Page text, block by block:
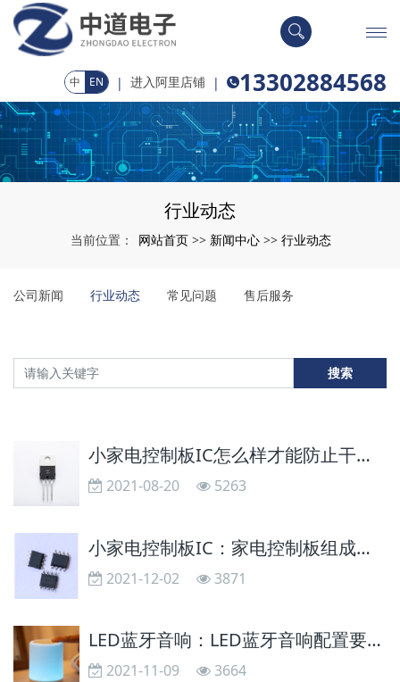
中 EN | 进入阿里店铺 | 13302884568
行业动态
当前位置： 网站首页 >> 新闻中心 >> 行业动态
公司新闻 行业动态 常见问题 售后服务
搜索
小家电控制板IC怎么样才能防止干扰？
2021-08-20 5263
小家电控制板IC：家电控制板组成部分的功能有哪些?
2021-12-02 3871
LED蓝牙音响：LED蓝牙音响配置要留意哪些
2021-11-09 3664